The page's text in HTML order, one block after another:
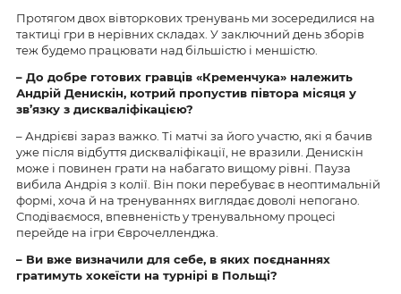
Протягом двох вівторкових тренувань ми зосередилися на
тактиці гри в нерівних складах. У заключний день зборів
теж будемо працювати над більшістю і меншістю.
– До добре готових гравців «Кременчука» належить
Андрій Денискін, котрий пропустив півтора місяця у
зв’язку з дискваліфікацією?
– Андрієві зараз важко. Ті матчі за його участю, які я бачив
уже після відбуття дискваліфікації, не вразили. Денискін
може і повинен грати на набагато вищому рівні. Пауза
вибила Андрія з колії. Він поки перебуває в неоптимальній
формі, хоча й на тренуваннях виглядає доволі непогано.
Сподіваємося, впевненість у тренувальному процесі
перейде на ігри Єврочелленджа.
– Ви вже визначили для себе, в яких поєднаннях
гратимуть хокеїсти на турнірі в Польщі?